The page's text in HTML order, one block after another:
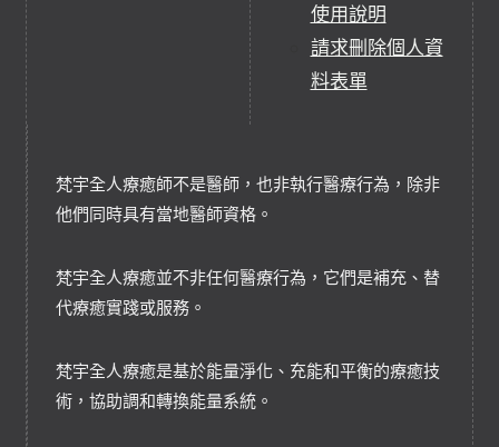
使用說明
請求刪除個人資
料表單
梵宇全人療癒師不是醫師，也非執行醫療行為，除非
他們同時具有當地醫師資格。
梵宇全人療癒並不非任何醫療行為，它們是補充、替
代療癒實踐或服務。
梵宇全人療癒是基於能量淨化、充能和平衡的療癒技
術，協助調和轉換能量系統。